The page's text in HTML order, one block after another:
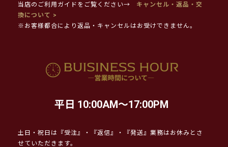
当店のご利用ガイドをご覧ください→
キャンセル・返品・交
換について >
※お客様都合により返品・キャンセルはお受けできません。
平日 10:00AM～17:00PM
土日・祝日は『受注』・『返信』・『発送』業務はお休みとさ
せていただきます。